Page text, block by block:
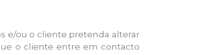
e/ou o cliente pretenda alterar
o cliente entre em contacto